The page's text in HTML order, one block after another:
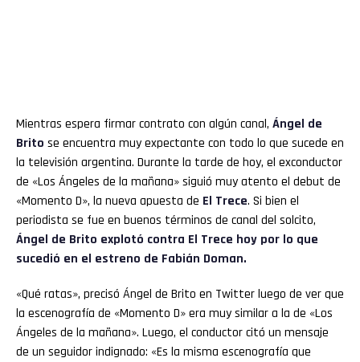
Mientras espera firmar contrato con algún canal, Ángel de
Brito se encuentra muy expectante con todo lo que sucede en
la televisión argentina. Durante la tarde de hoy, el exconductor
de «Los Ángeles de la mañana» siguió muy atento el debut de
«Momento D», la nueva apuesta de El Trece. Si bien el
periodista se fue en buenos términos de canal del solcito,
Ángel de Brito explotó contra El Trece hoy por lo que
sucedió en el estreno de Fabián Doman.
«Qué ratas», precisó Ángel de Brito en Twitter luego de ver que
la escenografía de «Momento D» era muy similar a la de «Los
Ángeles de la mañana». Luego, el conductor citó un mensaje
de un seguidor indignado: «Es la misma escenografía que